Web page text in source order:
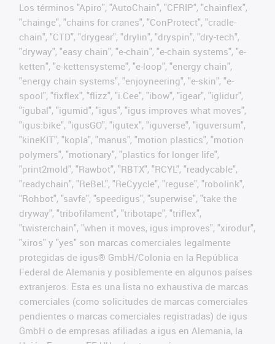
Los términos "Apiro", "AutoChain", "CFRIP", "chainflex",
"chainge", "chains for cranes", "ConProtect", "cradle-
chain", "CTD", "drygear", "drylin", "dryspin", "dry-tech",
"dryway", "easy chain", "e-chain", "e-chain systems", "e-
ketten", "e-kettensysteme", "e-loop", "energy chain",
"energy chain systems", "enjoyneering", "e-skin", "e-
spool", "fixflex", "flizz", "i.Cee", "ibow", "igear", "iglidur",
"igubal", "igumid", "igus", "igus improves what moves",
"igus:bike", "igusGO", "igutex", "iguverse", "iguversum",
"kineKIT", "kopla", "manus", "motion plastics", "motion
polymers", "motionary", "plastics for longer life",
"print2mold", "Rawbot", "RBTX", "RCYL", "readycable",
"readychain", "ReBeL", "ReCyycle", "reguse", "robolink",
"Rohbot", "savfe", "speedigus", "superwise", "take the
dryway", "tribofilament", "tribotape", "triflex",
"twisterchain", "when it moves, igus improves", "xirodur",
"xiros" y "yes" son marcas comerciales legalmente
protegidas de igus® GmbH/Colonia en la República
Federal de Alemania y posiblemente en algunos países
extranjeros. Esta es una lista no exhaustiva de marcas
comerciales (como solicitudes de marcas comerciales
pendientes o marcas comerciales registradas) de igus
GmbH o de empresas afiliadas a igus en Alemania, la